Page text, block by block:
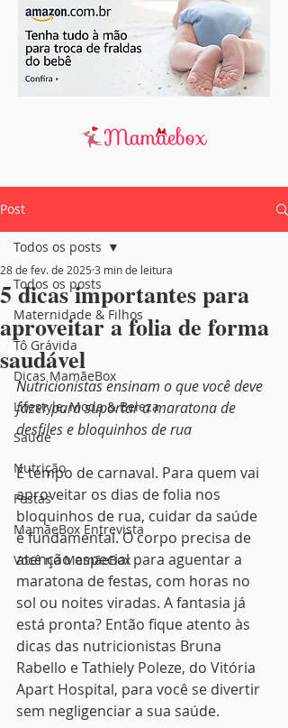
Post
Todos os posts
Maternidade & Filhos
Tô Grávida
Dicas MamãeBox
Lifestyle, Moda & Beleza
Saúde
Nutrição
Festas
MamãeBox Entrevista
Você no MamãeBox
Todos os posts
5 dicas importantes para
aproveitar a folia de forma
saudável
28 de fev. de 2025 3 min de leitura
Nutricionistas ensinam o que você deve
fazer para suportar a maratona de
desfiles e bloquinhos de rua
É tempo de carnaval. Para quem vai
aproveitar os dias de folia nos
bloquinhos de rua, cuidar da saúde
é fundamental. O corpo precisa de
atenção especial para aguentar a
maratona de festas, com horas no
sol ou noites viradas. A fantasia já
está pronta? Então fique atento às
dicas das nutricionistas Bruna
Rabello e Tathiely Poleze, do Vitória
Apart Hospital, para você se divertir
sem negligenciar a sua saúde.